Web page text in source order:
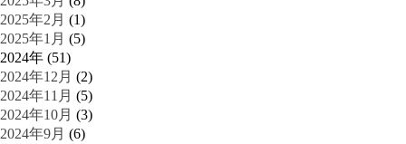
2025年2月 (1)
2025年1月 (5)
2024年 (51)
2024年12月 (2)
2024年11月 (5)
2024年10月 (3)
2024年9月 (6)